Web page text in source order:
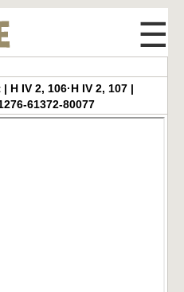
☰
H IV 2, 106·H IV 2, 107 |
61372-80077